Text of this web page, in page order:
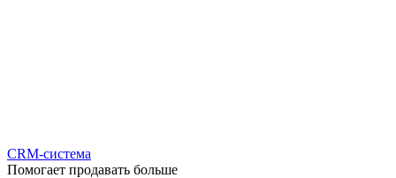
CRM-система
Помогает продавать больше